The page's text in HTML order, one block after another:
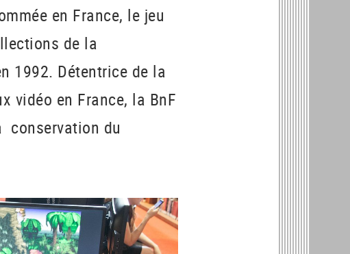
en France, le jeu
de la
1992. Détentrice de la
vidéo en France, la BnF
conservation du